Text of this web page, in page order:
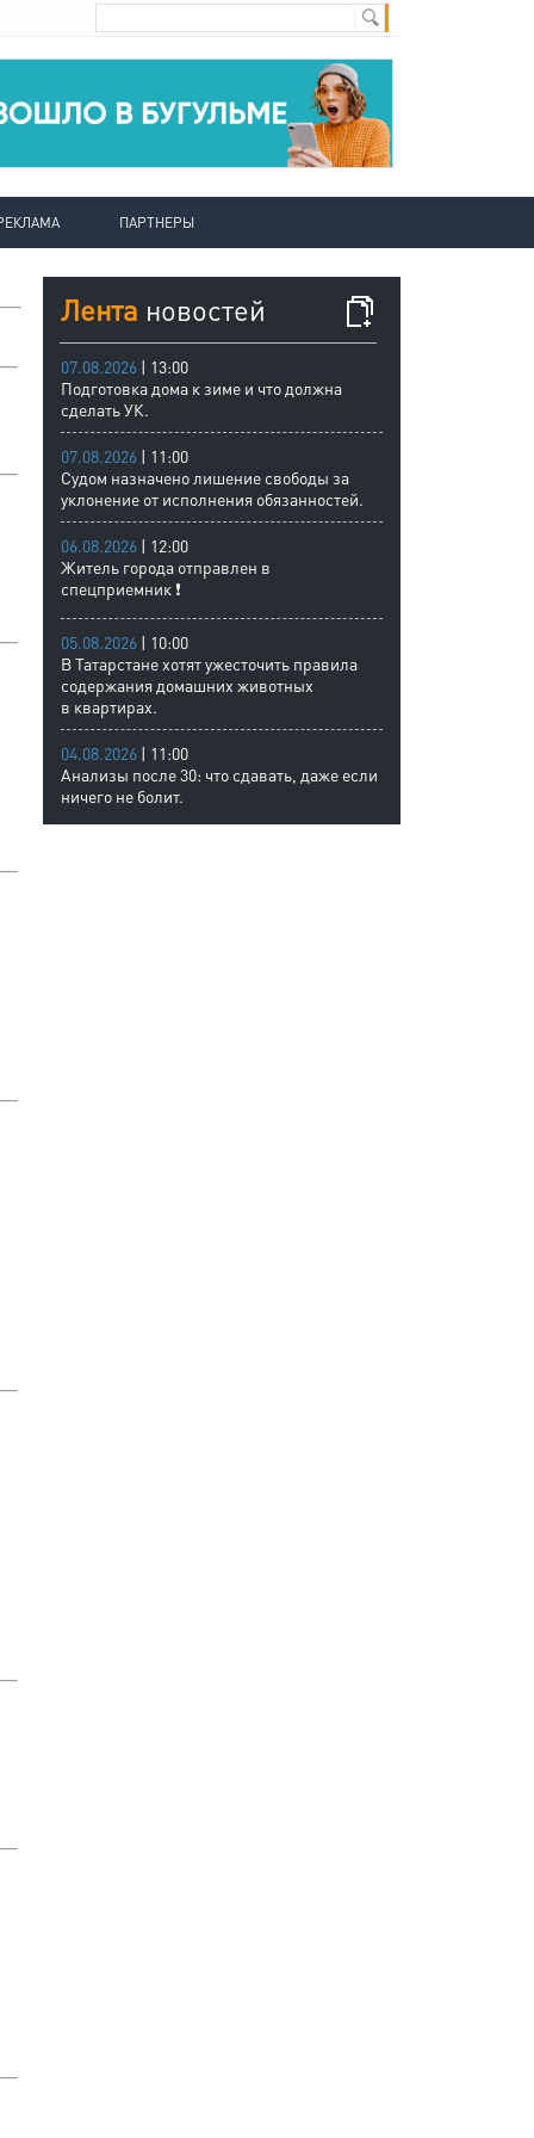
ПАРТНЕРЫ
Лента новостей
07.08.2026 | 13:00
Подготовка дома к зиме и что должна
сделать УК.
07.08.2026 | 11:00
Судом назначено лишение свободы за
уклонение от исполнения обязанностей.
06.08.2026 | 12:00
Житель города отправлен в
спецприемник ❗
05.08.2026 | 10:00
В Татарстане хотят ужесточить правила
содержания домашних животных
в квартирах.
04.08.2026 | 11:00
Анализы после 30: что сдавать, даже если
ничего не болит.